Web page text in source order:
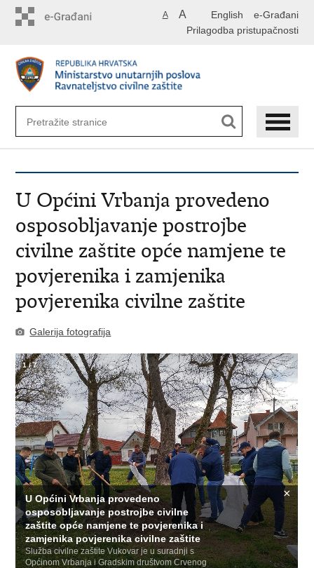
English e-Građani
A A
Prilagodba pristupačnosti
U Općini Vrbanja provedeno
osposobljavanje postrojbe
civilne zaštite opće namjene te
povjerenika i zamjenika
povjerenika civilne zaštite
Galerija fotografija
U Općini Vrbanja provedeno
osposobljavanje postrojbe civilne
zaštite opće namjene te povjerenika i
zamjenika povjerenika civilne zaštite
Služba civilne zaštite Vukovar je u suradnji s
Općinom Vrbanja i Gradskim društvom Crvenog
×
1/7